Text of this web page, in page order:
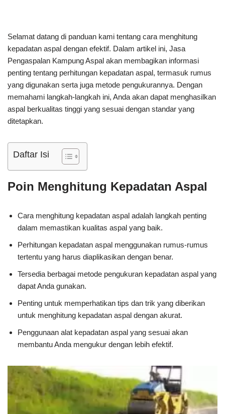
Selamat datang di panduan kami tentang cara menghitung
kepadatan aspal dengan efektif. Dalam artikel ini, Jasa
Pengaspalan Kampung Aspal akan membagikan informasi
penting tentang perhitungan kepadatan aspal, termasuk rumus
yang digunakan serta juga metode pengukurannya. Dengan
memahami langkah-langkah ini, Anda akan dapat menghasilkan
aspal berkualitas tinggi yang sesuai dengan standar yang
ditetapkan.
Daftar Isi
Poin Menghitung Kepadatan Aspal
Cara menghitung kepadatan aspal adalah langkah penting
dalam memastikan kualitas aspal yang baik.
Perhitungan kepadatan aspal menggunakan rumus-rumus
tertentu yang harus diaplikasikan dengan benar.
Tersedia berbagai metode pengukuran kepadatan aspal yang
dapat Anda gunakan.
Penting untuk memperhatikan tips dan trik yang diberikan
untuk menghitung kepadatan aspal dengan akurat.
Penggunaan alat kepadatan aspal yang sesuai akan
membantu Anda mengukur dengan lebih efektif.